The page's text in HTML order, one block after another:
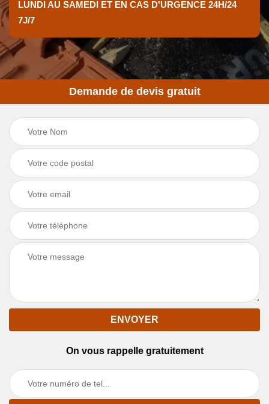
LUNDI AU SAMEDI ET EN CAS D'URGENCE 24H/24
7J/7
Demande de devis gratuit
On vous rappelle gratuitement